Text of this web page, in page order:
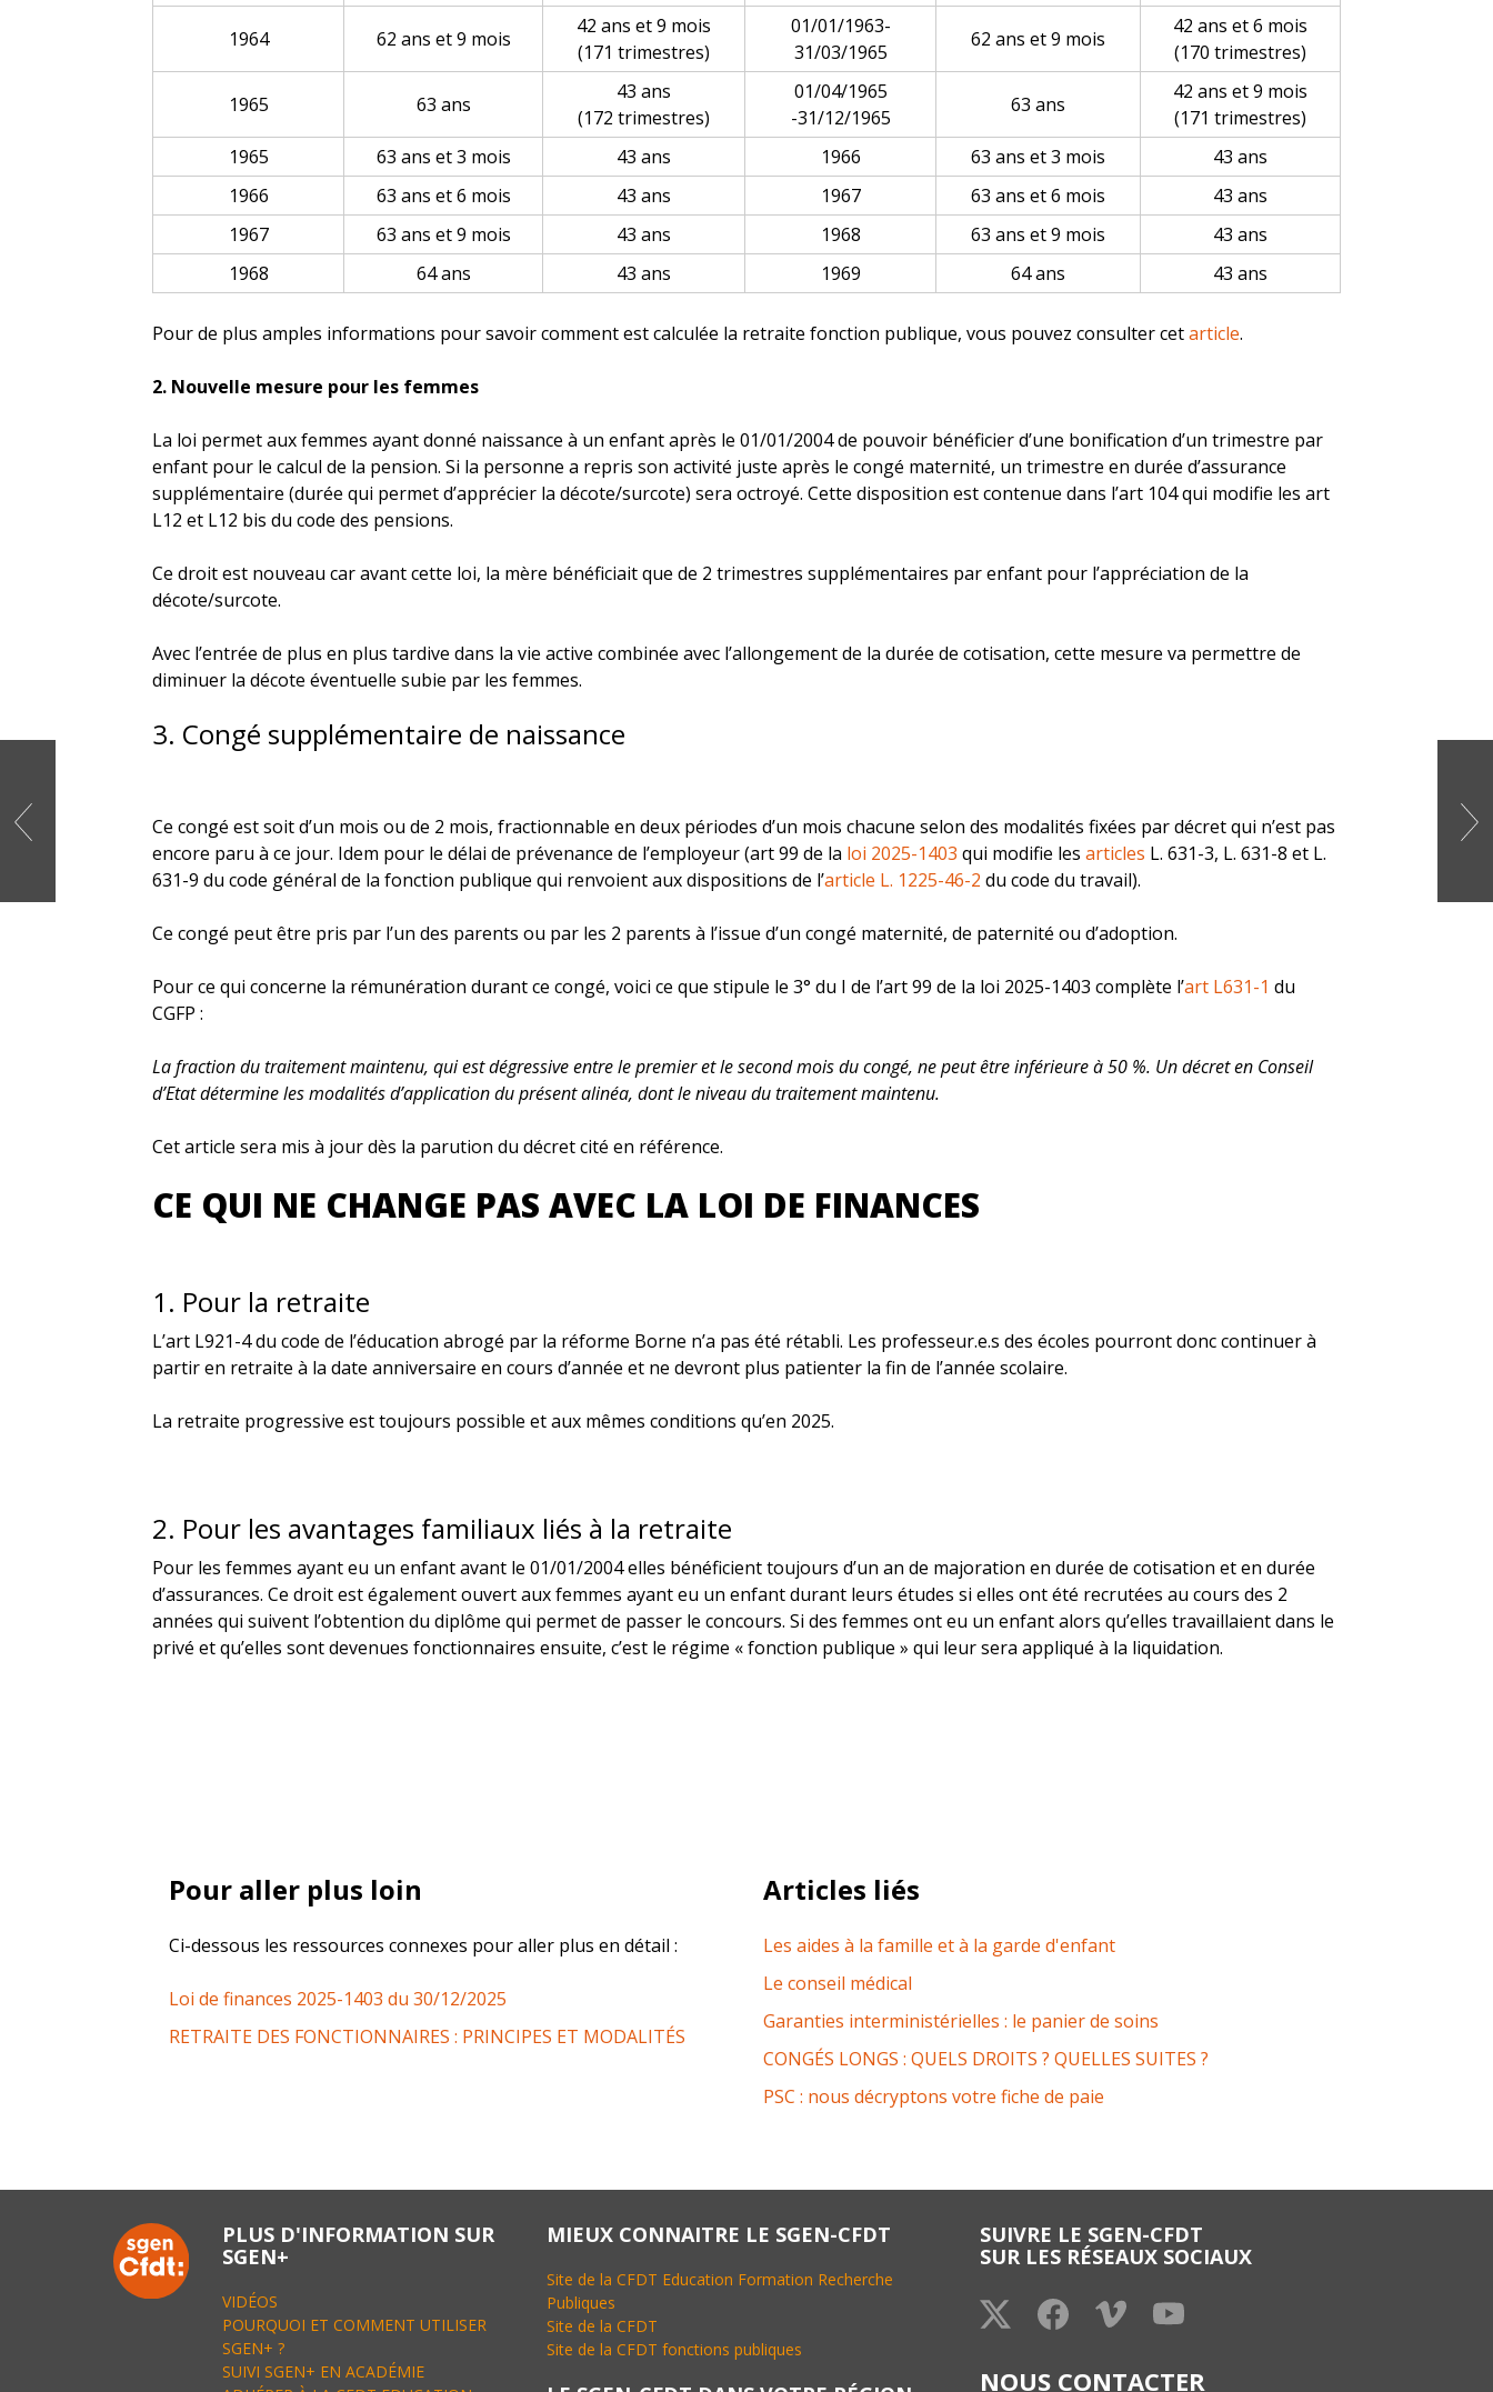
1964 62 ans et 9 mois
42 ans et 9 mois
(171 trimestres)
01/01/1963-
31/03/1965
62 ans et 9 mois
42 ans et 6 mois
(170 trimestres)
1965 63 ans
43 ans
(172 trimestres)
01/04/1965
-31/12/1965
63 ans
42 ans et 9 mois
(171 trimestres)
1965
63 ans et 3 mois 43 ans 1966 63 ans et 3 mois
43 ans
1966
63 ans et 6 mois 43 ans 1967 63 ans et 6 mois
43 ans
1967
63 ans et 9 mois 43 ans 1968 63 ans et 9 mois
43 ans
1968
64 ans 43 ans 1969 64 ans 43 ans
Pour de plus amples informations pour savoir comment est calculée la retraite fonction publique, vous pouvez consulter cetarticle.
2. Nouvelle mesure pour les femmes
La loi permet aux femmes ayant donné naissance à un enfant après le 01/01/2004 de pouvoir bénéficier d’une bonification d’un trimestre par
enfant pour le calcul de la pension. Si la personne a repris son activité juste après le congé maternité, un trimestre en durée d’assurance
supplémentaire (durée qui permet d’apprécier la décote/surcote) sera octroyé. Cette disposition est contenue dans l’art 104 qui modifie les art
L12 et L12 bis du code des pensions.
Ce droit est nouveau car avant cette loi, la mère bénéficiait que de 2 trimestres supplémentaires par enfant pour l’appréciation de la
décote/surcote.
Avec l’entrée de plus en plus tardive dans la vie active combinée avec l’allongement de la durée de cotisation, cette mesure va permettre de
diminuer la décote éventuelle subie par les femmes.
3. Congé supplémentaire de naissance
Ce congé est soit d’un mois ou de 2 mois, fractionnable en deux périodes d’un mois chacune selon des modalités fixées par décret qui n’est pas
encore paru à ce jour. Idem pour le délai de prévenance de l’employeur (art 99 de la loi 2025-1403 qui modifie les articles L. 631-3, L. 631-8 et L.
631-9 du code général de la fonction publique qui renvoient aux dispositions de l’article L. 1225-46-2 du code du travail).
Ce congé peut être pris par l’un des parents ou par les 2 parents à l’issue d’un congé maternité, de paternité ou d’adoption.
Pour ce qui concerne la rémunération durant ce congé, voici ce que stipule le 3° du I de l’art 99 de la loi 2025-1403 complète l’art L631-1 du
CGFP :
La fraction du traitement maintenu, qui est dégressive entre le premier et le second mois du congé, ne peut être inférieure à 50 %. Un décret en Conseil
d’Etat détermine les modalités d’application du présent alinéa, dont le niveau du traitement maintenu.
Cet article sera mis à jour dès la parution du décret cité en référence.
CE QUI NE CHANGE PAS AVEC LA LOI DE FINANCES
1. Pour la retraite
L’art L921-4 du code de l’éducation abrogé par la réforme Borne n’a pas été rétabli. Les professeur.e.s des écoles pourront donc continuer à
partir en retraite à la date anniversaire en cours d’année et ne devront plus patienter la fin de l’année scolaire.
La retraite progressive est toujours possible et aux mêmes conditions qu’en 2025.
2. Pour les avantages familiaux liés à la retraite
Pour les femmes ayant eu un enfant avant le 01/01/2004 elles bénéficient toujours d’un an de majoration en durée de cotisation et en durée
d’assurances. Ce droit est également ouvert aux femmes ayant eu un enfant durant leurs études si elles ont été recrutées au cours des 2
années qui suivent l’obtention du diplôme qui permet de passer le concours. Si des femmes ont eu un enfant alors qu’elles travaillaient dans le
privé et qu’elles sont devenues fonctionnaires ensuite, c’est le régime « fonction publique » qui leur sera appliqué à la liquidation.
Pour aller plus loin
Ci-dessous les ressources connexes pour aller plus en détail :
Loi de finances 2025-1403 du 30/12/2025
RETRAITE DES FONCTIONNAIRES : PRINCIPES ET MODALITÉS
Articles liés
Les aides à la famille et à la garde d'enfant
Le conseil médical
Garanties interministérielles : le panier de soins
CONGÉS LONGS : QUELS DROITS ? QUELLES SUITES ?
PSC : nous décryptons votre fiche de paie
PLUS D'INFORMATION SUR
SGEN+
VIDÉOS
POURQUOI ET COMMENT UTILISER
SGEN+ ?
SUIVI SGEN+ EN ACADÉMIE
MIEUX CONNAITRE LE SGEN-CFDT
Site de la CFDT Education Formation Recherche
Publiques
Site de la CFDT
Site de la CFDT fonctions publiques
SUIVRE LE SGEN-CFDT
SUR LES RÉSEAUX SOCIAUX
NOUS CONTACTER